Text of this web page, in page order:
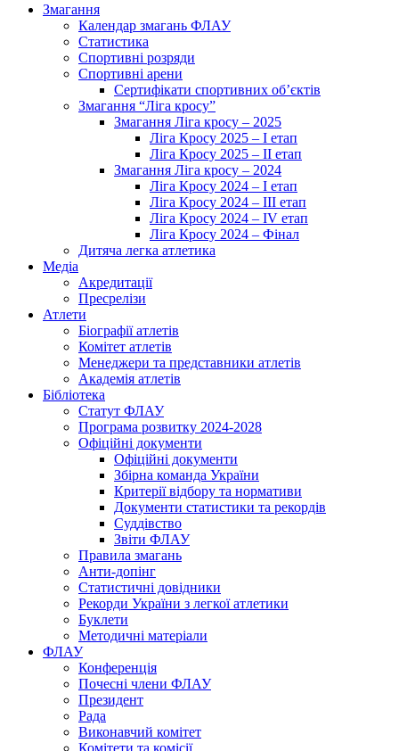
Змагання
Календар змагань ФЛАУ
Статистика
Спортивні розряди
Спортивні арени
Сертифікати спортивних об’єктів
Змагання “Ліга кросу”
Змагання Ліга кросу – 2025
Ліга Кросу 2025 – I етап
Ліга Кросу 2025 – II етап
Змагання Ліга кросу – 2024
Ліга Кросу 2024 – I етап
Ліга Кросу 2024 – III етап
Ліга Кросу 2024 – IV етап
Ліга Кросу 2024 – Фінал
Дитяча легка атлетика
Медіа
Акредитації
Пресрелізи
Атлети
Біографії атлетів
Комітет атлетів
Менеджери та представники атлетів
Академія атлетів
Бібліотека
Статут ФЛАУ
Програма розвитку 2024-2028
Офіційні документи
Офіційні документи
Збірна команда України
Критерії відбору та нормативи
Документи статистики та рекордів
Суддівство
Звіти ФЛАУ
Правила змагань
Анти-допінг
Статистичні довідники
Рекорди України з легкої атлетики
Буклети
Методичні матеріали
ФЛАУ
Конференція
Почесні члени ФЛАУ
Президент
Рада
Виконавчий комітет
Комітети та комісії